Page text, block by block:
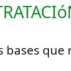
bases que